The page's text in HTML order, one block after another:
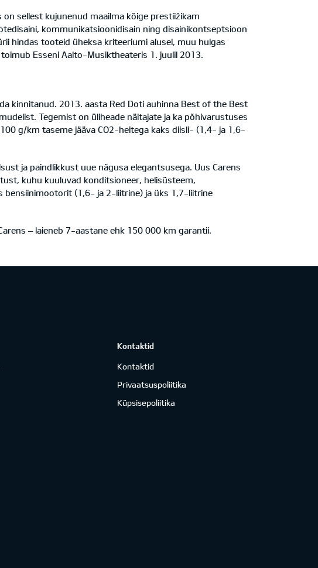
sellest kujunenud maailma kõige prestiižikam
kommunikatsioonidisain ning disainikontseptsioon
hindas tooteid üheksa kriteeriumi alusel, muu hulgas
Esseni Aalto-Musiktheateris 1. juulil 2013.
kinnitanud. 2013. aasta Red Doti auhinna Best of the Best
Tegemist on üliheade näitajate ja ka põhivarustuses
g/km taseme jääva CO2-heitega kaks diisli- (1,4- ja 1,6-
ja paindlikkust uue nägusa elegantsusega. Uus Carens
kuhu kuuluvad konditsioneer, helisüsteem,
bensiinimootorit (1,6- ja 2-liitrine) ja üks 1,7-liitrine
– laieneb 7-aastane ehk 150 000 km garantii.
Kontaktid
Kontaktid
Privaatsuspoliitika
Küpsisepoliitika